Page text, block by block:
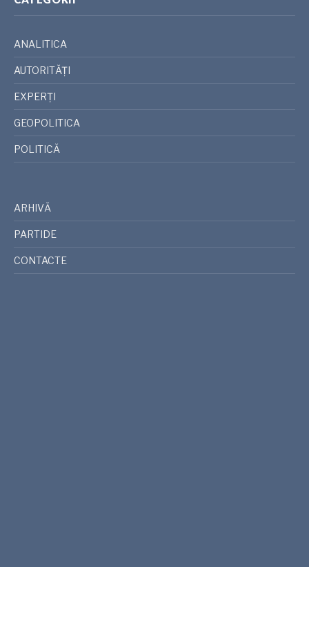
ANALITICA
AUTORITĂȚI
EXPERȚI
GEOPOLITICA
POLITICĂ
ARHIVĂ
PARTIDE
CONTACTE